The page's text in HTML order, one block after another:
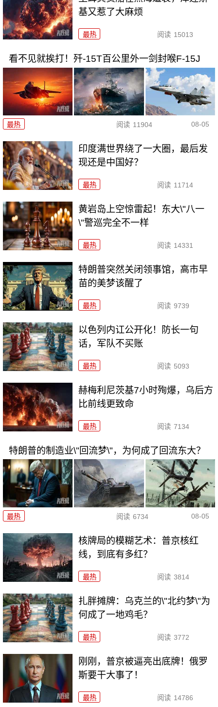
基又惹了大麻烦
最热 阅读 15013
看不见就挨打！歼-15T百公里外一剑封喉F-15J
最热 阅读 11904 08-05
印度满世界绕了一大圈，最后发
现还是中国好？
最热 阅读 11714
黄岩岛上空惊雷起！东大\"八一
\"警巡完全不一样
最热 阅读 14331
特朗普突然关闭领事馆，高市早
苗的美梦该醒了
最热 阅读 9739
以色列内讧公开化！防长一句
话，军队不买账
最热 阅读 5093
赫梅利尼茨基7小时殉爆，乌后方
比前线更致命
最热 阅读 7134
特朗普的制造业\"回流梦\"，为何成了回流东大？
最热 阅读 6734 08-05
核牌局的模糊艺术：普京核红
线，到底有多红？
最热 阅读 3814
扎胖摊牌：乌克兰的\"北约梦\"为
何成了一地鸡毛？
最热 阅读 3772
刚刚，普京被逼亮出底牌！俄罗
斯要干大事了！
最热 阅读 14786